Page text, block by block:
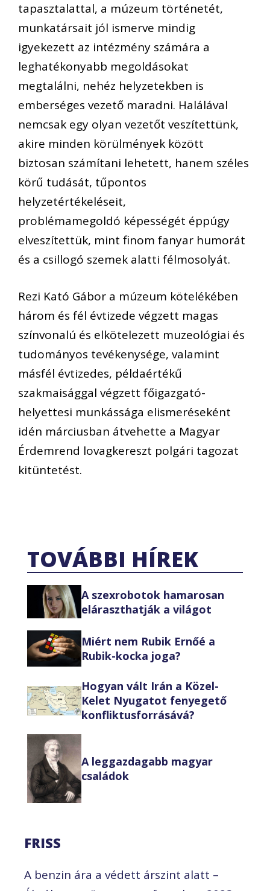
tapasztalattal, a múzeum történetét,
munkatársait jól ismerve mindig
igyekezett az intézmény számára a
leghatékonyabb megoldásokat
megtalálni, nehéz helyzetekben is
emberséges vezető maradni. Halálával
nemcsak egy olyan vezetőt veszítettünk,
akire minden körülmények között
biztosan számítani lehetett, hanem széles
körű tudását, tűpontos
helyzetértékeléseit,
problémamegoldó képességét éppúgy
elveszítettük, mint finom fanyar humorát
és a csillogó szemek alatti félmosolyát.
Rezi Kató Gábor a múzeum kötelékében
három és fél évtizede végzett magas
színvonalú és elkötelezett muzeológiai és
tudományos tevékenysége, valamint
másfél évtizedes, példaértékű
szakmaisággal végzett főigazgató-
helyettesi munkássága elismeréseként
idén márciusban átvehette a Magyar
Érdemrend lovagkereszt polgári tagozat
kitüntetést.
TOVÁBBI HÍREK
A szexrobotok hamarosan
eláraszthatják a világot
Miért nem Rubik Ernőé a
Rubik-kocka joga?
Hogyan vált Irán a Közel-
Kelet Nyugatot fenyegető
konfliktusforrásává?
A leggazdagabb magyar
családok
FRISS
A benzin ára a védett árszint alatt –